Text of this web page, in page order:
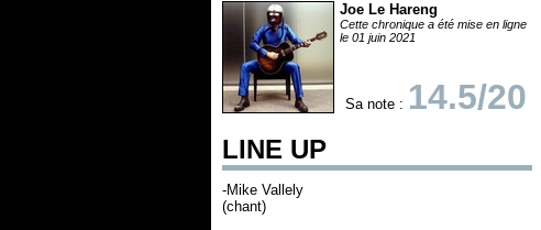
Joe Le Hareng
Cette chronique a été mise en ligne
le 01 juin 2021
Sa note : 14.5/20
LINE UP
-Mike Vallely
(chant)